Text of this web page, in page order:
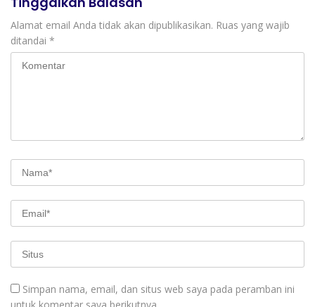
Alamat email Anda tidak akan dipublikasikan. Ruas yang wajib
ditandai *
Simpan nama, email, dan situs web saya pada peramban ini
untuk komentar saya berikutnya.